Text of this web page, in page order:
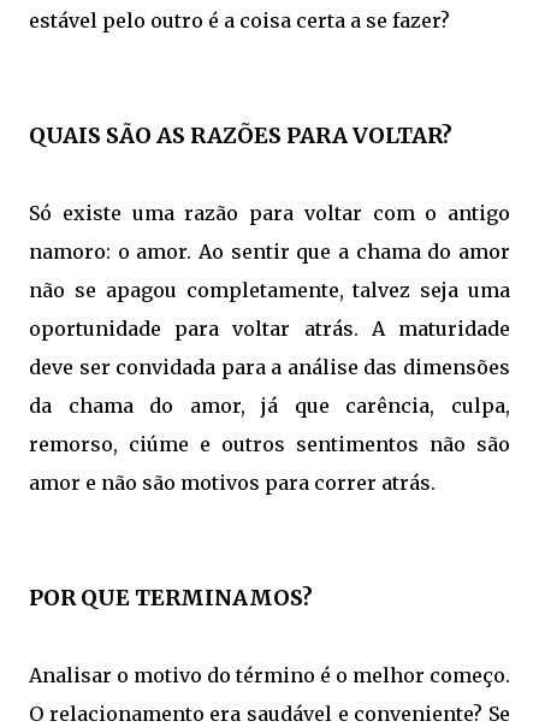
estável pelo outro é a coisa certa a se fazer?
QUAIS SÃO AS RAZÕES PARA VOLTAR?
Só existe uma razão para voltar com o antigo
namoro: o amor. Ao sentir que a chama do amor
não se apagou completamente, talvez seja uma
oportunidade para voltar atrás. A maturidade
deve ser convidada para a análise das dimensões
da chama do amor, já que carência, culpa,
remorso, ciúme e outros sentimentos não são
amor e não são motivos para correr atrás.
POR QUE TERMINAMOS?
Analisar o motivo do término é o melhor começo.
O relacionamento era saudável e conveniente? Se